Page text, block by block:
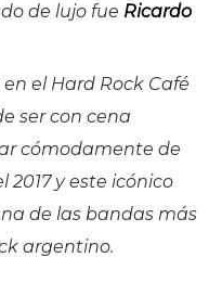
de lujo fue Ricardo
el Hard Rock Café
ser con cena
cómodamente de
2017 y este icónico
de las bandas más
argentino.